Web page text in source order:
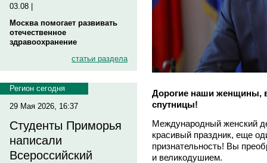
03.08 |
Москва помогает развивать
отечественное
здравоохранение
статьи раздела
Регион сегодня
29 Мая 2026, 16:37
Студенты Приморья
написали
Всероссийский
Дорогие наши женщины,
спутницы!
Международный женский
красивый праздник, еще
признательность! Вы
и великодушием.